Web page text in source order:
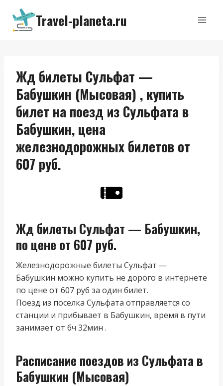
Перейти
содержимому
Travel-planeta.ru
Жд билеты Сульфат —
Бабушкин (Мысовая) , купить
билет на поезд из Сульфата в
Бабушкин, цена
железнодорожных билетов от
607 руб.
Жд билеты Сульфат — Бабушкин,
по цене от 607 руб.
Железнодорожные билеты Сульфат —
Бабушкин можно купить не дорого в интернете
по цене от 607 руб за один билет.
Поезд из поселка Сульфата отправляется со
станции и прибывает в Бабушкин, время в пути
занимает от 6ч 32мин .
Расписание поездов из Сульфата в
Бабушкин (Мысовая)